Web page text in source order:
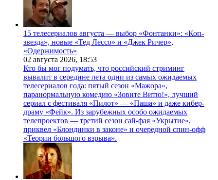
15 телесериалов августа — выбор «Фонтанки»: «Коп-
звезда», новые «Тед Лессо» и «Джек Ричер»,
«Одержимость»
02 августа 2026, 18:53
Кто бы мог подумать, что российский стриминг
вывалит в середине лета одни из самых ожидаемых
телесериалов года: пятый сезон «Мажора»,
паранормальную комедию «Зовите Витю!», лучший
сериал с фестиваля «Пилот» — «Паша» и даже кибер-
драму «Фейк». Из зарубежных особо ожидаемых
телепроектов — третий сезон сай-фая «Укрытие»,
приквел «Блондинки в законе» и очередной спин-офф
«Теории большого взрыва».